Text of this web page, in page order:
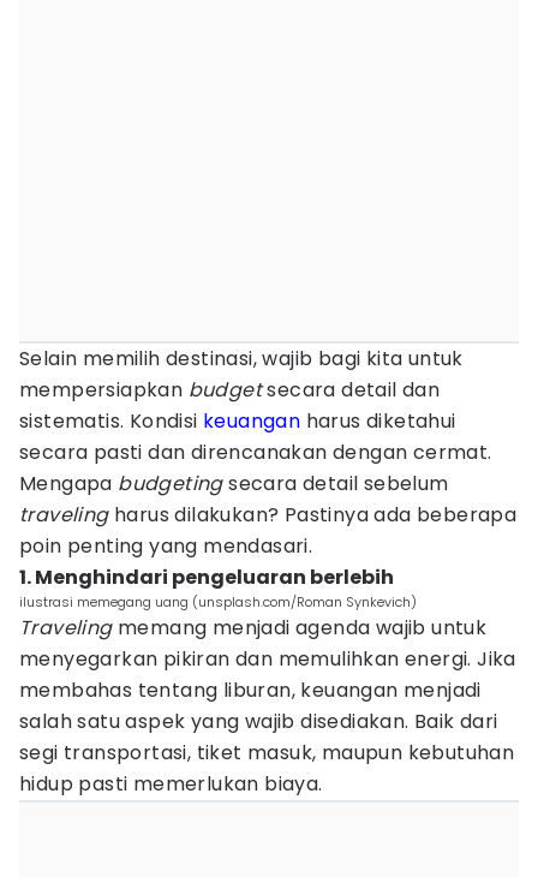
Selain memilih destinasi, wajib bagi kita untuk
mempersiapkan budgetsecara detail dan
sistematis. Kondisi keuangan harus diketahui
secara pasti dan direncanakan dengan cermat.
Mengapa budgetingsecara detail sebelum
travelingharus dilakukan? Pastinya ada beberapa
poin penting yang mendasari.
1. Menghindari pengeluaran berlebih
ilustrasi memegang uang (unsplash.com/Roman Synkevich)
Travelingmemang menjadi agenda wajib untuk
menyegarkan pikiran dan memulihkan energi. Jika
membahas tentang liburan, keuangan menjadi
salah satu aspek yang wajib disediakan. Baik dari
segi transportasi, tiket masuk, maupun kebutuhan
hidup pasti memerlukan biaya.